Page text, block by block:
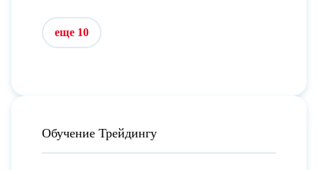
еще 10
Обучение Трейдингу